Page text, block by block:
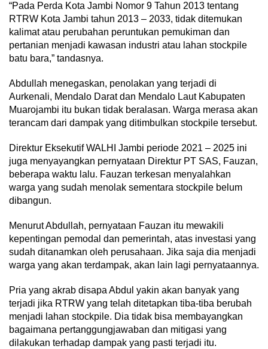
“Pada Perda Kota Jambi Nomor 9 Tahun 2013 tentang
RTRW Kota Jambi tahun 2013 – 2033, tidak ditemukan
kalimat atau perubahan peruntukan pemukiman dan
pertanian menjadi kawasan industri atau lahan stockpile
batu bara,” tandasnya.
Abdullah menegaskan, penolakan yang terjadi di
Aurkenali, Mendalo Darat dan Mendalo Laut Kabupaten
Muarojambi itu bukan tidak beralasan. Warga merasa akan
terancam dari dampak yang ditimbulkan stockpile tersebut.
Direktur Eksekutif WALHI Jambi periode 2021 – 2025 ini
juga menyayangkan pernyataan Direktur PT SAS, Fauzan,
beberapa waktu lalu. Fauzan terkesan menyalahkan
warga yang sudah menolak sementara stockpile belum
dibangun.
Menurut Abdullah, pernyataan Fauzan itu mewakili
kepentingan pemodal dan pemerintah, atas investasi yang
sudah ditanamkan oleh perusahaan. Jika saja dia menjadi
warga yang akan terdampak, akan lain lagi pernyataannya.
Pria yang akrab disapa Abdul yakin akan banyak yang
terjadi jika RTRW yang telah ditetapkan tiba-tiba berubah
menjadi lahan stockpile. Dia tidak bisa membayangkan
bagaimana pertanggungjawaban dan mitigasi yang
dilakukan terhadap dampak yang pasti terjadi itu.